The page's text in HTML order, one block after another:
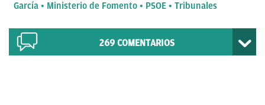
García
Ministerio de Fomento PSOE Tribunales
269 COMENTARIOS